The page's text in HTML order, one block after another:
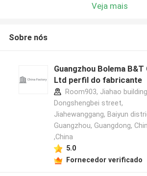
Veja mais
Sobre nós
Guangzhou Bolema B&T
Ltd perfil do fabricante
Room903, Jiahao
Dongshengbei street,
Jiahewanggang, Baiyun
Guangzhou, Guangdong,
,China
5.0
Fornecedor verificado